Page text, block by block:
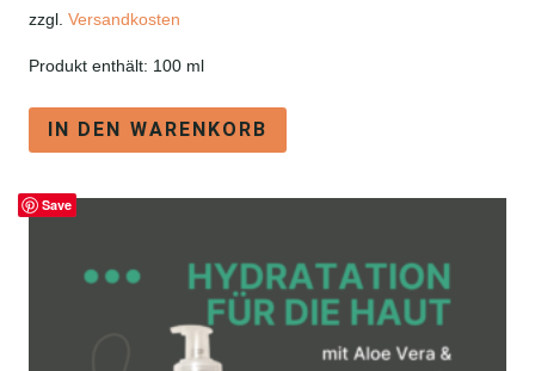
zzgl. Versandkosten
Produkt enthält: 100 ml
IN DEN WARENKORB
Save